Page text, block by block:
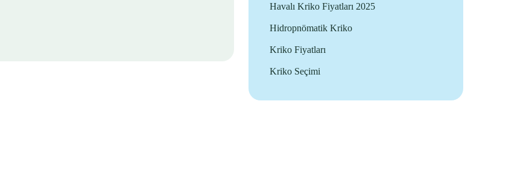
Havalı Kriko Fiyatları 2025
Hidropnömatik Kriko
Kriko Fiyatları
Kriko Seçimi